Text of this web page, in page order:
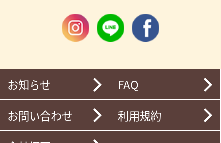
お知らせ
お問い合わせ
FAQ
利用規約